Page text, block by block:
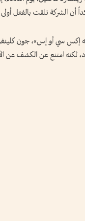
أن الشركة تلقت بالفعل
إكس سي أو إس»، جون
لكنه امتنع عن الكشف عن